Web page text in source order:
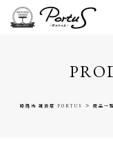
姫路市 雑貨店 PORTUS > 商品一覧